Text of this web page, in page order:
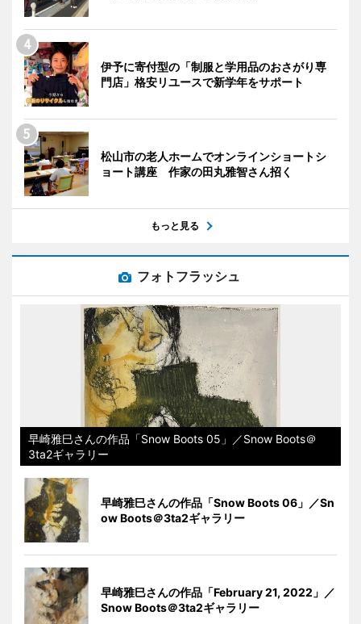
伊予に寄付型の「制服と学用品のおさがり専
門店」格安リユースで新学年をサポート
松山市の老人ホームでオンラインショートシ
ョート講座 作家の田丸雅智さん招く
もっと見る
フォトフラッシュ
早崎雅巳さんの作品「Snow Boots 05」／Snow Boots＠
3ta2ギャラリー
早崎雅巳さんの作品「Snow Boots 06」／Sn
ow Boots＠3ta2ギャラリー
早崎雅巳さんの作品「February 21, 2022」／
Snow Boots＠3ta2ギャラリー